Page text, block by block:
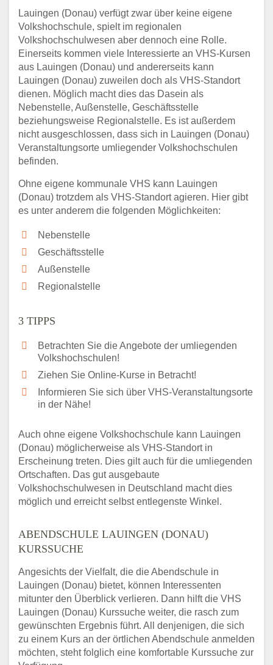
Lauingen (Donau) verfügt zwar über keine eigene
Volkshochschule, spielt im regionalen
Volkshochschulwesen aber dennoch eine Rolle.
Einerseits kommen viele Interessierte an VHS-Kursen
aus Lauingen (Donau) und andererseits kann
Lauingen (Donau) zuweilen doch als VHS-Standort
dienen. Möglich macht dies das Dasein als
Nebenstelle, Außenstelle, Geschäftsstelle
beziehungsweise Regionalstelle. Es ist außerdem
nicht ausgeschlossen, dass sich in Lauingen (Donau)
Veranstaltungsorte umliegender Volkshochschulen
befinden.
Ohne eigene kommunale VHS kann Lauingen
(Donau) trotzdem als VHS-Standort agieren. Hier gibt
es unter anderem die folgenden Möglichkeiten:
Nebenstelle
Geschäftsstelle
Außenstelle
Regionalstelle
3 TIPPS
Betrachten Sie die Angebote der umliegenden
Volkshochschulen!
Ziehen Sie Online-Kurse in Betracht!
Informieren Sie sich über VHS-Veranstaltungsorte
in der Nähe!
Auch ohne eigene Volkshochschule kann Lauingen
(Donau) möglicherweise als VHS-Standort in
Erscheinung treten. Dies gilt auch für die umliegenden
Ortschaften. Das gut ausgebaute
Volkshochschulwesen in Deutschland macht dies
möglich und erreicht selbst entlegenste Winkel.
ABENDSCHULE LAUINGEN (DONAU)
KURSSUCHE
Angesichts der Vielfalt, die die Abendschule in
Lauingen (Donau) bietet, können Interessenten
mitunter den Überblick verlieren. Dann hilft die VHS
Lauingen (Donau) Kurssuche weiter, die rasch zum
gewünschten Ergebnis führt. All denjenigen, die sich
zu einem Kurs an der örtlichen Abendschule anmelden
möchten, steht folglich eine komfortable Kurssuche zur